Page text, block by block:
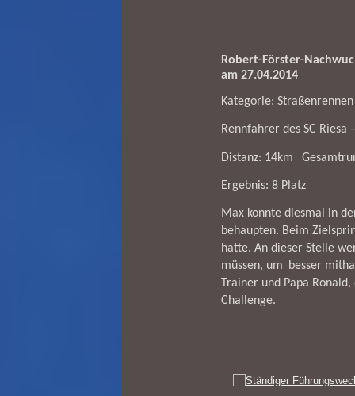
Robert-Förster-
am 27.04.2014
Kategorie: Straßenrennen
Rennfahrer des SC
Distanz: 14km
Ergebnis: 8 Platz
Max konnte diesmal in
behaupten. Beim
hatte. An dieser Stelle
müssen, um
besser
Trainer und Papa
Challenge.